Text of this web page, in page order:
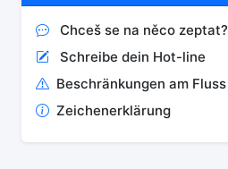
Chceš se na něco zeptat?
Schreibe dein Hot-line
Beschränkungen am Fluss
Zeichenerklärung